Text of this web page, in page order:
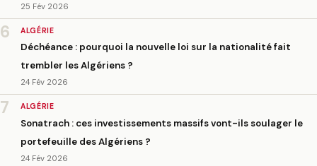
25 Fév 2026
6 ALGÉRIE
Déchéance : pourquoi la nouvelle loi sur la nationalité fait
trembler les Algériens ?
24 Fév 2026
7 ALGÉRIE
Sonatrach : ces investissements massifs vont-ils soulager le
portefeuille des Algériens ?
24 Fév 2026